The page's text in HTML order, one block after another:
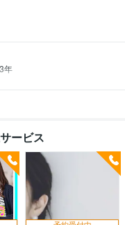
年
ービス